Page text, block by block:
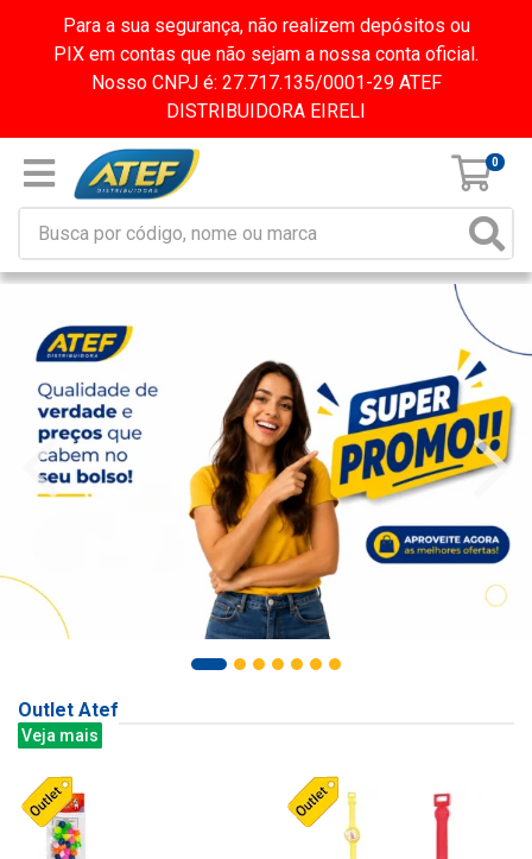
Para a sua segurança, não realizem depósitos ou
PIX em contas que não sejam a nossa conta oficial.
Nosso CNPJ é: 27.717.135/0001-29 ATEF
DISTRIBUIDORA EIRELI
0
Outlet Atef
Veja mais